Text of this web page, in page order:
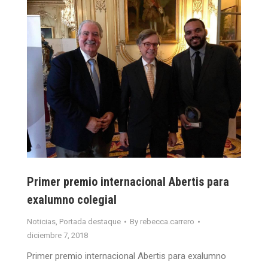
Primer premio internacional Abertis para
exalumno colegial
Noticias, Portada destaque By rebecca.carrero
diciembre 7, 2018
Primer premio internacional Abertis para exalumno